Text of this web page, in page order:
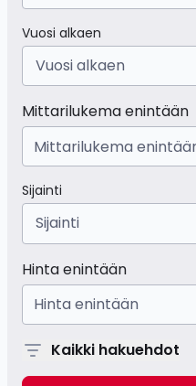
Vuosi alkaen
Vuosi alkaen
Mittarilukema enintään
Sijainti
Sijainti
Hinta enintään
Kaikki hakuehdot